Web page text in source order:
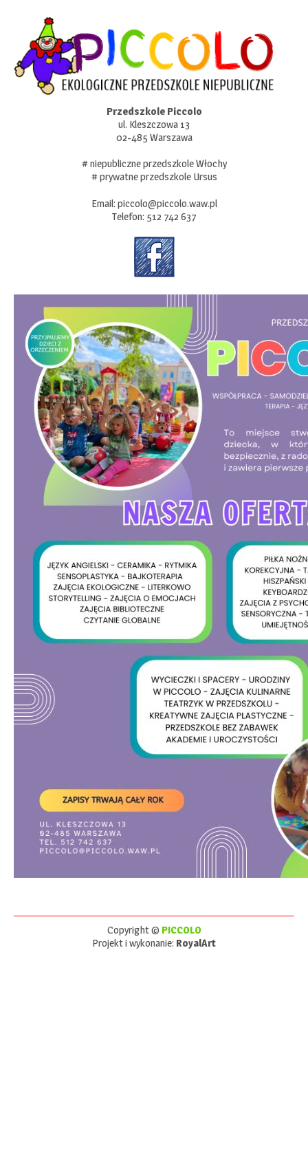
Przedszkole Piccolo
ul. Kleszczowa 13
02-485 Warszawa
# niepubliczne przedszkole Włochy
# prywatne przedszkole Ursus
Email: piccolo@piccolo.waw.pl
Telefon: 512 742 637
Copyright © PICCOLO
Projekt i wykonanie: RoyalArt